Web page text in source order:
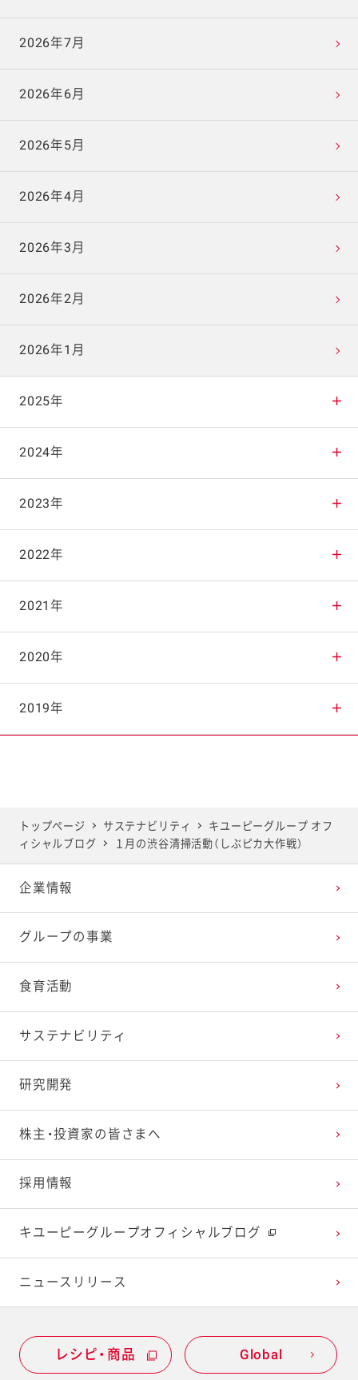
2026年7月
2026年6月
2026年5月
2026年4月
2026年3月
2026年2月
2026年1月
2025年
2025年12月
2025年11月
2025年10月
2025年9月
2025年8月
2025年7月
2025年4月
2025年3月
2025年2月
2025年1月
2024年
2024年12月
2024年11月
2024年10月
2024年9月
2024年8月
2024年5月
2024年4月
2024年3月
2024年2月
2023年
2023年12月
2023年11月
2023年10月
2023年9月
2023年6月
2023年5月
2023年4月
2023年3月
2022年
2022年12月
2022年11月
2022年10月
2022年7月
2022年6月
2022年5月
2022年4月
2021年
2021年12月
2021年11月
2021年8月
2021年7月
2021年6月
2021年5月
2020年
2020年12月
2020年9月
2020年8月
2020年7月
2020年6月
2019年
2019年10月
2019年9月
2019年8月
2019年7月
トップページ サステナビリティ
キユーピーグループ オフ
ィシャルブログ
１月の渋谷清掃活動（しぶピカ大作戦）
企業情報
グループの事業
食育活動
サステナビリティ
研究開発
株主・投資家の皆さまへ
採用情報
キユーピーグループオフィシャルブログ
ニュースリリース
レシピ・商品 Global